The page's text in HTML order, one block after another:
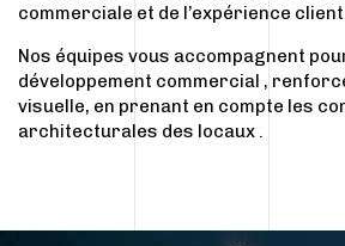
commerciale et de l’expérience
Nos équipes vous accompagnent
développement commercial ,
visuelle, en prenant en compte les
architecturales des locaux .